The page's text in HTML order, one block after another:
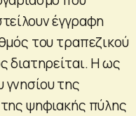
έγγραφη
του τραπεζικού
διατηρείται. Η ως
της
ψηφιακής πύλης